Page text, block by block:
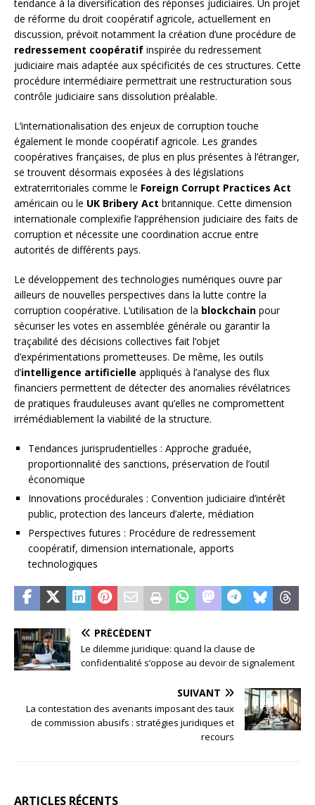
tendance à la diversification des réponses judiciaires. Un projet
de réforme du droit coopératif agricole, actuellement en
discussion, prévoit notamment la création d’une procédure de
redressement coopératif inspirée du redressement
judiciaire mais adaptée aux spécificités de ces structures. Cette
procédure intermédiaire permettrait une restructuration sous
contrôle judiciaire sans dissolution préalable.
L’internationalisation des enjeux de corruption touche
également le monde coopératif agricole. Les grandes
coopératives françaises, de plus en plus présentes à l’étranger,
se trouvent désormais exposées à des législations
extraterritoriales comme le Foreign Corrupt Practices Act
américain ou le UK Bribery Act britannique. Cette dimension
internationale complexifie l’appréhension judiciaire des faits de
corruption et nécessite une coordination accrue entre
autorités de différents pays.
Le développement des technologies numériques ouvre par
ailleurs de nouvelles perspectives dans la lutte contre la
corruption coopérative. L’utilisation de la blockchain pour
sécuriser les votes en assemblée générale ou garantir la
traçabilité des décisions collectives fait l’objet
d’expérimentations prometteuses. De même, les outils
d’intelligence artificielle appliqués à l’analyse des flux
financiers permettent de détecter des anomalies révélatrices
de pratiques frauduleuses avant qu’elles ne compromettent
irrémédiablement la viabilité de la structure.
Tendances jurisprudentielles : Approche graduée,
proportionnalité des sanctions, préservation de l’outil
économique
Innovations procédurales : Convention judiciaire d’intérêt
public, protection des lanceurs d’alerte, médiation
Perspectives futures : Procédure de redressement
coopératif, dimension internationale, apports
technologiques
PRÉCÉDENT
Le dilemme juridique: quand la clause de
confidentialité s’oppose au devoir de signalement
SUIVANT
La contestation des avenants imposant des taux
de commission abusifs : stratégies juridiques et
recours
ARTICLES RÉCENTS